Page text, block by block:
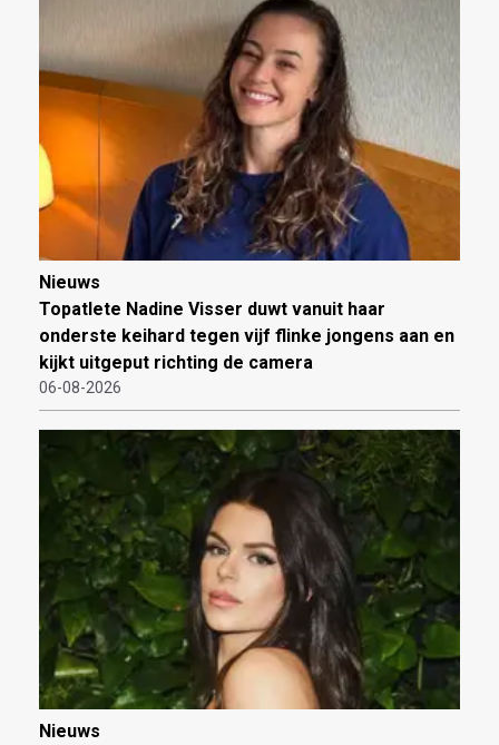
Nieuws
Topatlete Nadine Visser duwt vanuit haar
onderste keihard tegen vijf flinke jongens aan en
kijkt uitgeput richting de camera
06-08-2026
Nieuws